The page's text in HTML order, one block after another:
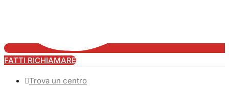
FATTI RICHIAMARE
Trova un centro